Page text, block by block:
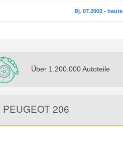
Bj. 07.2002 - heute
Über 1.200.000 Autoteile
206